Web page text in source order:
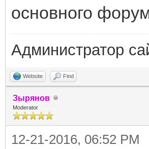
основного
Администратор
Website Find
Зырянов
Moderator
12-21-2016, 06:52 PM